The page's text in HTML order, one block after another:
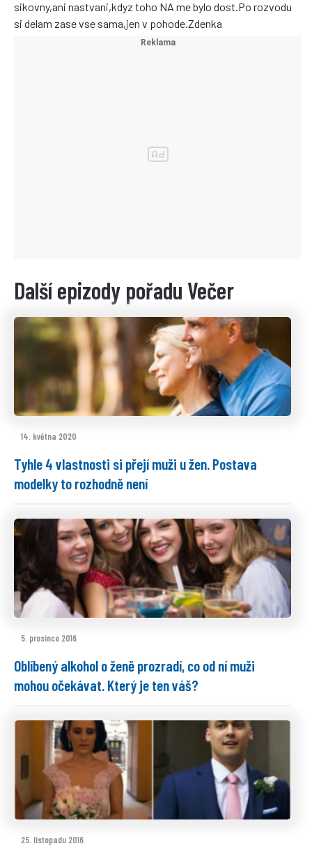
sikovny,ani nastvani,kdyz toho NA me bylo dost.Po rozvodu
si delam zase vse sama,jen v pohode.Zdenka
Další epizody pořadu Večer
14. května 2020
Tyhle 4 vlastnosti si přejí muži u žen. Postava
modelky to rozhodně není
5. prosince 2016
Oblíbený alkohol o ženě prozradí, co od ní muži
mohou očekávat. Který je ten váš?
25. listopadu 2016